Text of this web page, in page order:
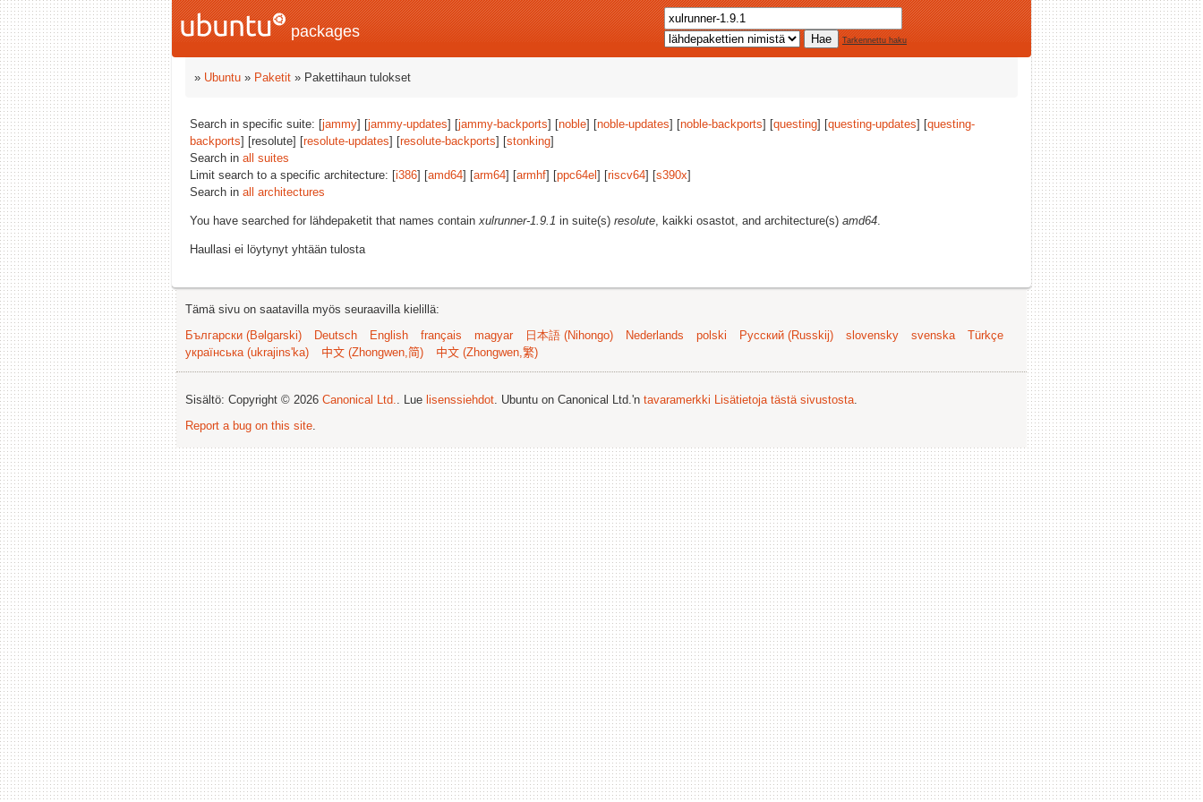
packages Tarkennettu haku
» Ubuntu » Paketit » Pakettihaun tulokset
Search in specific suite: [jammy] [jammy-updates] [jammy-backports] [noble] [noble-updates] [noble-backports] [questing] [questing-updates] [questing-
backports] [resolute] [resolute-updates] [resolute-backports] [stonking]
Search in all suites
Limit search to a specific architecture: [i386] [amd64] [arm64] [armhf] [ppc64el ] [riscv64] [s390x]
Search in all architectures
You have searched for lähdepaketit that names containxulrunner-1.9.1 in suite(s) resolute, kaikki osastot, and architecture(s) amd64.
Haullasi ei löytynyt yhtään tulosta
Tämä sivu on saatavilla myös seuraavilla kielillä:
Български (Bəlgarski)
Deutsch English français magyar 日本語 (Nihongo) Nederlands polski Русский (Russkij) slovensky svenska
Türkçe
українська (ukrajins'ka)
中文 (Zhongwen,简) 中文 (Zhongwen,繁)
Sisältö: Copyright © 2026 Canonical Ltd.. Lue lisenssiehdot. Ubuntu on Canonical Ltd.'n tavaramerkki Lisätietoja tästä sivustosta.
Report a bug on this site.